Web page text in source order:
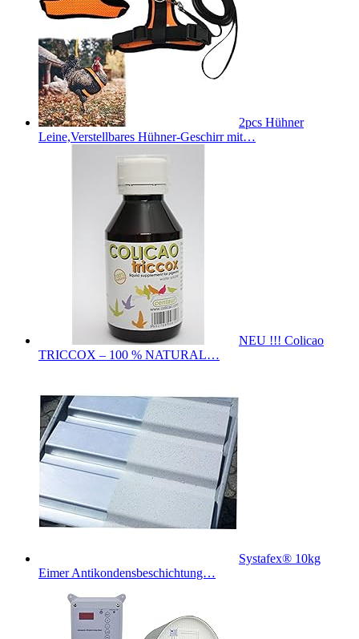
2pcs Hühner
Leine,Verstellbares Hühner-Geschirr mit…
NEU !!! Colicao
TRICCOX – 100 % NATURAL…
Systafex® 10kg
Eimer Antikondensbeschichtung…